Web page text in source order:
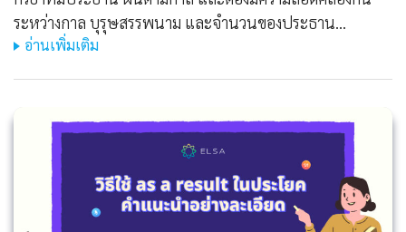
ระหว่างกาล บุรุษสรรพนาม และจำนวนของประธาน…
อ่านเพิ่มเติม